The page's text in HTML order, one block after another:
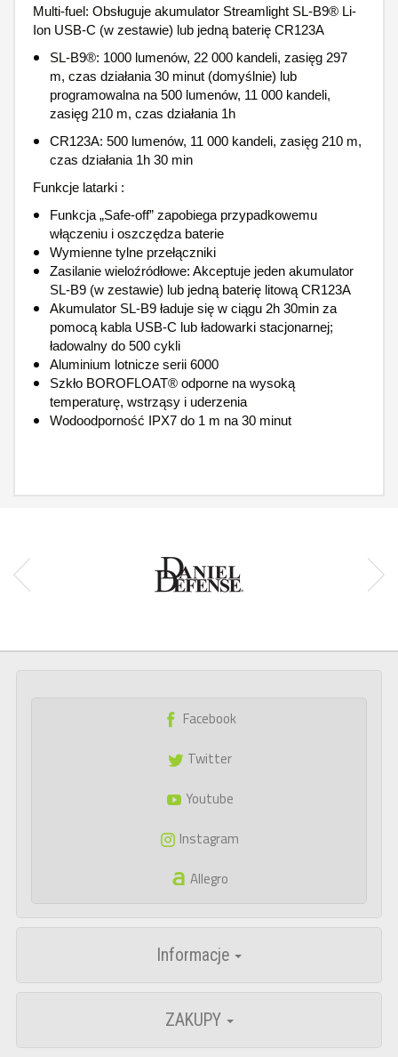
Multi-fuel: Obsługuje akumulator Streamlight SL-B9® Li-
Ion USB-C (w zestawie) lub jedną baterię CR123A
SL-B9®: 1000 lumenów, 22 000 kandeli, zasięg 297
m, czas działania 30 minut (domyślnie) lub
programowalna na 500 lumenów, 11 000 kandeli,
zasięg 210 m, czas działania 1h
CR123A: 500 lumenów, 11 000 kandeli, zasięg 210 m,
czas działania 1h 30 min
Funkcje latarki :
Funkcja „Safe-off” zapobiega przypadkowemu
włączeniu i oszczędza baterie
Wymienne tylne przełączniki
Zasilanie wieloźródłowe: Akceptuje jeden akumulator
SL-B9 (w zestawie) lub jedną baterię litową CR123A
Akumulator SL-B9 ładuje się w ciągu 2h 30min za
pomocą kabla USB-C lub ładowarki stacjonarnej;
ładowalny do 500 cykli
Aluminium lotnicze serii 6000
Szkło BOROFLOAT® odporne na wysoką
temperaturę, wstrząsy i uderzenia
Wodoodporność IPX7 do 1 m na 30 minut
Facebook
Twitter
Youtube
Instagram
Allegro
Informacje
ZAKUPY